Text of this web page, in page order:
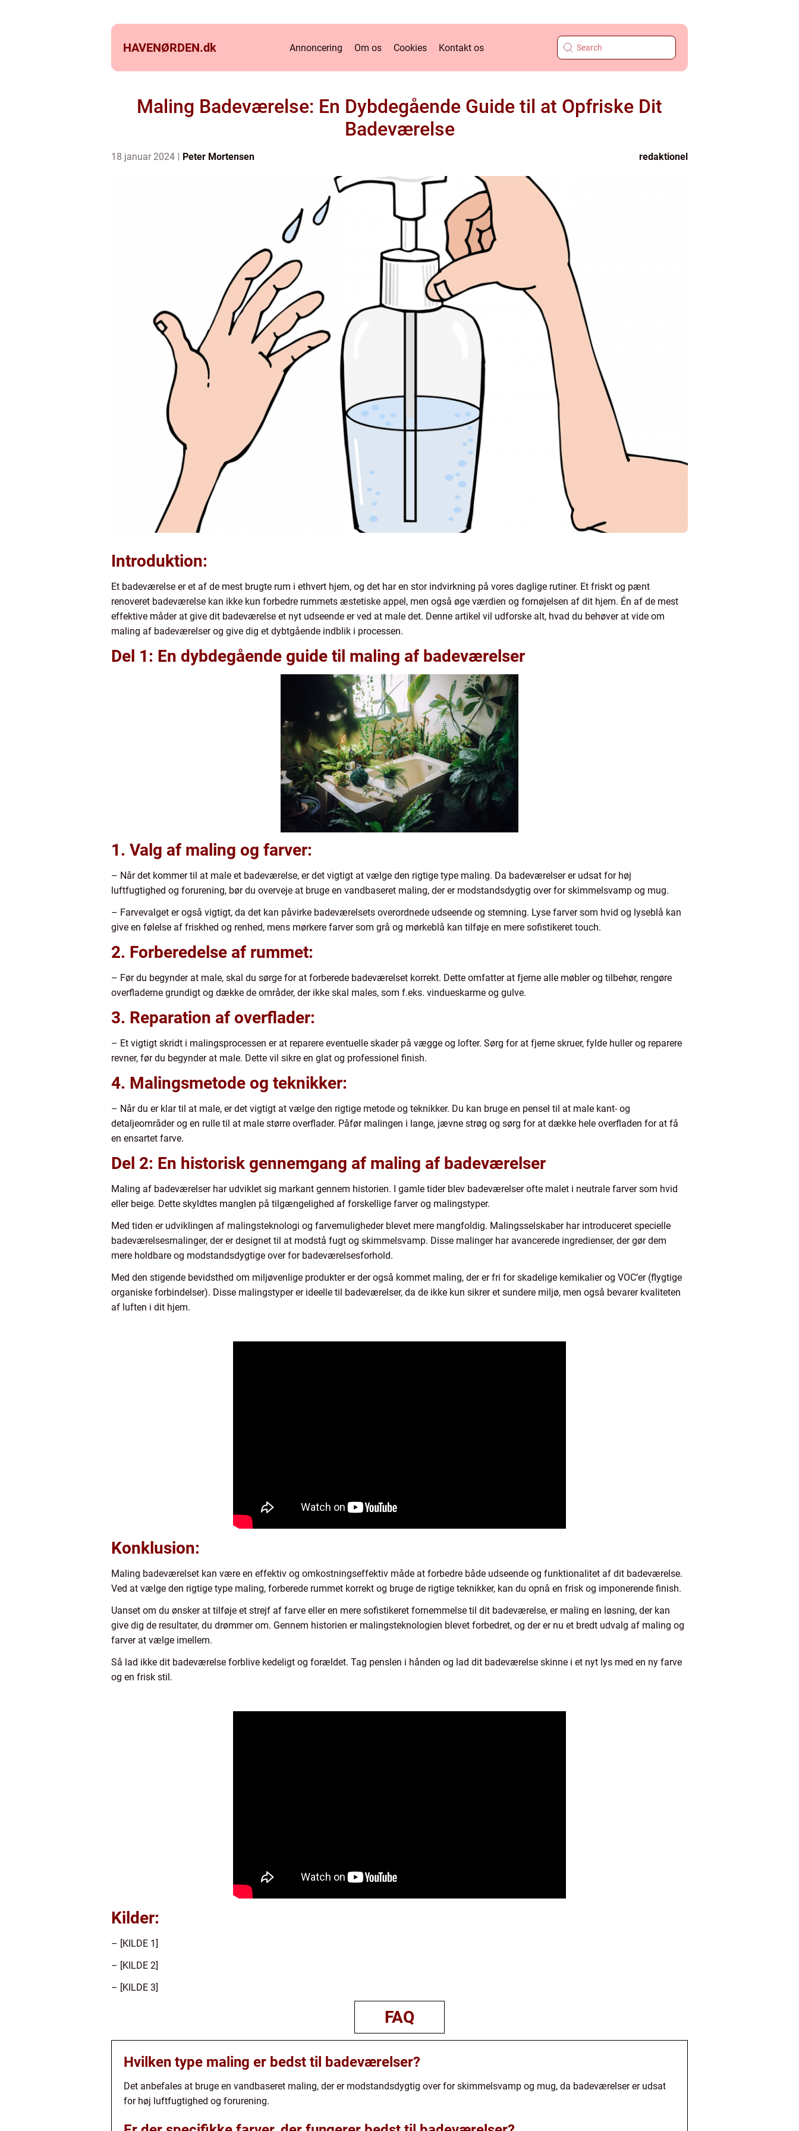
HAVENØRDEN.dk Annoncering Om os Cookies Kontakt os
Maling Badeværelse: En Dybdegående Guide til at Opfriske Dit
Badeværelse
18 januar 2024 Peter Mortensen redaktionel
Introduktion:
Et badeværelse er et af de mest brugte rum i ethvert hjem, og det har en stor indvirkning på vores daglige rutiner. Et friskt og pænt
renoveret badeværelse kan ikke kun forbedre rummets æstetiske appel, men også øge værdien og fornøjelsen af dit hjem. Én af de mest
effektive måder at give dit badeværelse et nyt udseende er ved at male det. Denne artikel vil udforske alt, hvad du behøver at vide om
maling af badeværelser og give dig et dybtgående indblik i processen.
Del 1: En dybdegående guide til maling af badeværelser
1. Valg af maling og farver:
– Når det kommer til at male et badeværelse, er det vigtigt at vælge den rigtige type maling. Da badeværelser er udsat for høj
luftfugtighed og forurening, bør du overveje at bruge en vandbaseret maling, der er modstandsdygtig over for skimmelsvamp og mug.
– Farvevalget er også vigtigt, da det kan påvirke badeværelsets overordnede udseende og stemning. Lyse farver som hvid og lyseblå kan
give en følelse af friskhed og renhed, mens mørkere farver som grå og mørkeblå kan tilføje en mere sofistikeret touch.
2. Forberedelse af rummet:
– Før du begynder at male, skal du sørge for at forberede badeværelset korrekt. Dette omfatter at fjerne alle møbler og tilbehør, rengøre
overfladerne grundigt og dække de områder, der ikke skal males, som f.eks. vindueskarme og gulve.
3. Reparation af overflader:
– Et vigtigt skridt i malingsprocessen er at reparere eventuelle skader på vægge og lofter. Sørg for at fjerne skruer, fylde huller og reparere
revner, før du begynder at male. Dette vil sikre en glat og professionel finish.
4. Malingsmetode og teknikker:
– Når du er klar til at male, er det vigtigt at vælge den rigtige metode og teknikker. Du kan bruge en pensel til at male kant- og
detaljeområder og en rulle til at male større overflader. Påfør malingen i lange, jævne strøg og sørg for at dække hele overfladen for at få
en ensartet farve.
Del 2: En historisk gennemgang af maling af badeværelser
Maling af badeværelser har udviklet sig markant gennem historien. I gamle tider blev badeværelser ofte malet i neutrale farver som hvid
eller beige. Dette skyldtes manglen på tilgængelighed af forskellige farver og malingstyper.
Med tiden er udviklingen af malingsteknologi og farvemuligheder blevet mere mangfoldig. Malingsselskaber har introduceret specielle
badeværelsesmalinger, der er designet til at modstå fugt og skimmelsvamp. Disse malinger har avancerede ingredienser, der gør dem
mere holdbare og modstandsdygtige over for badeværelsesforhold.
Med den stigende bevidsthed om miljøvenlige produkter er der også kommet maling, der er fri for skadelige kemikalier og VOC’er (flygtige
organiske forbindelser). Disse malingstyper er ideelle til badeværelser, da de ikke kun sikrer et sundere miljø, men også bevarer kvaliteten
af luften i dit hjem.
Konklusion:
Maling badeværelset kan være en effektiv og omkostningseffektiv måde at forbedre både udseende og funktionalitet af dit badeværelse.
Ved at vælge den rigtige type maling, forberede rummet korrekt og bruge de rigtige teknikker, kan du opnå en frisk og imponerende finish.
Uanset om du ønsker at tilføje et strejf af farve eller en mere sofistikeret fornemmelse til dit badeværelse, er maling en løsning, der kan
give dig de resultater, du drømmer om. Gennem historien er malingsteknologien blevet forbedret, og der er nu et bredt udvalg af maling og
farver at vælge imellem.
Så lad ikke dit badeværelse forblive kedeligt og forældet. Tag penslen i hånden og lad dit badeværelse skinne i et nyt lys med en ny farve
og en frisk stil.
Kilder:
– [KILDE 1]
– [KILDE 2]
– [KILDE 3]
FAQ
Hvilken type maling er bedst til badeværelser?
Det anbefales at bruge en vandbaseret maling, der er modstandsdygtig over for skimmelsvamp og mug, da badeværelser er udsat
for høj luftfugtighed og forurening.